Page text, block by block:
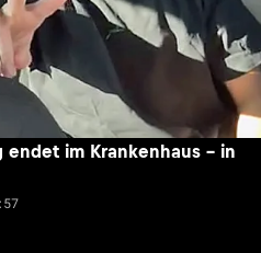
endet im Krankenhaus – in